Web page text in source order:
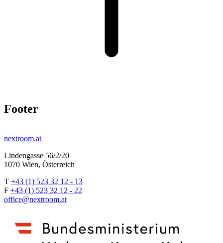
Footer
nextroom.at
Lindengasse 56/2/20
1070 Wien, Österreich
T +43 (1) 523 32 12 - 13
F +43 (1) 523 32 12 - 22
office@nextroom.at